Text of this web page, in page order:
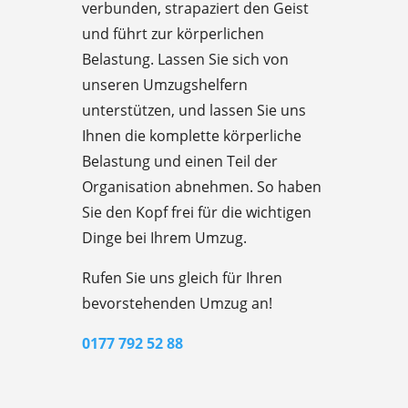
verbunden, strapaziert den Geist
und führt zur körperlichen
Belastung. Lassen Sie sich von
unseren Umzugshelfern
unterstützen, und lassen Sie uns
Ihnen die komplette körperliche
Belastung und einen Teil der
Organisation abnehmen. So haben
Sie den Kopf frei für die wichtigen
Dinge bei Ihrem Umzug.
Rufen Sie uns gleich für Ihren
bevorstehenden Umzug an!
0177 792 52 88